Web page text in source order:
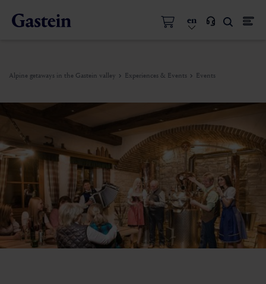
en
Alpine getaways in the Gastein valley Experiences & Events Events